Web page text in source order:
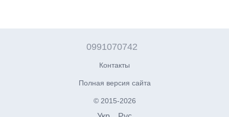
0991070742
Контакты
Полная версия сайта
© 2015-2026